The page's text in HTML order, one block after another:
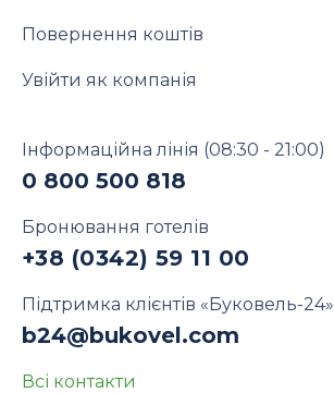
Повернення коштів
Увійти як компанія
Інформаційна лінія (08:30 - 21:00)
0 800 500 818
Бронювання готелів
+38 (0342) 59 11 00
Підтримка клієнтів «Буковель-24»
b24@bukovel.com
Всі контакти